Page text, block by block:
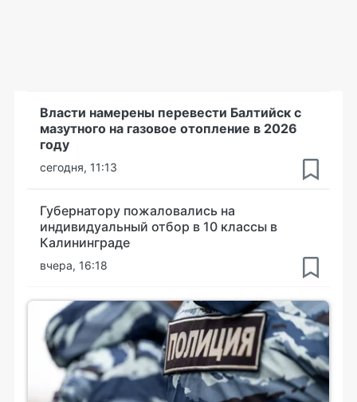
Власти намерены перевести Балтийск с
мазутного на газовое отопление в 2026
году
сегодня, 11:13
Губернатору пожаловались на
индивидуальный отбор в 10 классы в
Калининграде
вчера, 16:18